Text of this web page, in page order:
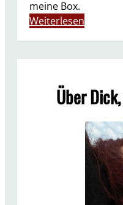
meine Box.
Weiterlesen
X
I
N
G
G
Über